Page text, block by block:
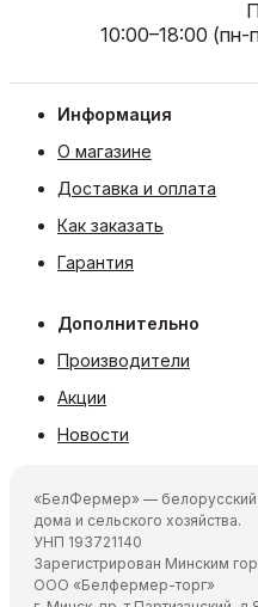
10:00–18:00 (пн-
Информация
О магазине
Доставка и оплата
Как заказать
Гарантия
Дополнительно
Производители
Акции
Новости
«БелФермер» — белорусский
дома и сельского хозяйства.
УНП 193721140
Зарегистрирован Минским
ООО «Белфермер-торг»